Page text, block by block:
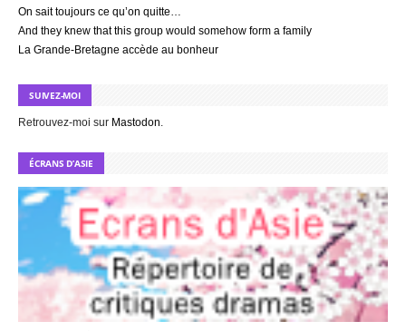
On sait toujours ce qu’on quitte…
And they knew that this group would somehow form a family
La Grande-Bretagne accède au bonheur
SUIVEZ-MOI
Retrouvez-moi sur Mastodon
ÉCRANS D’ASIE